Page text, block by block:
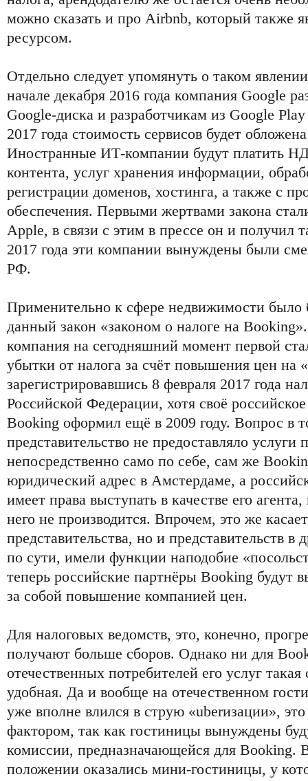
можно сказать и про Airbnb, который также
ресурсом.
Отдельно следует упомянуть о таком
начале декабря 2016 года компания Google
Google-диска и разработчикам из Google
2017 года стоимость сервисов будет
Иностранные ИТ-компании будут платить
контента, услуг хранения информации,
регистрации доменов, хостинга, а также с
обеспечения. Первыми жертвами закона
Apple, в связи с этим в прессе он и получил
2017 года эти компании вынуждены были
РФ.
Применительно к сфере недвижимости было
данный закон «законом о налоге на
компания на сегодняшний момент первой
убытки от налога за счёт повышения цен на
зарегистрировавшись 8 февраля 2017 года
Российской Федерации, хотя своё российское
Booking оформил ещё в 2009 году. Вопрос в
представительство не предоставляло
непосредственно само по себе, сам же
юридический адрес в Амстердаме, а
имеет права выступать в качестве его
него не производится. Впрочем, это же
представительства, но и представительств в
по сути, имели функции наподобие
теперь российские партнёры Booking будут
за собой повышение компанией цен.
Для налоговых ведомств, это, конечно,
получают больше сборов. Однако ни для
отечественных потребителей его услуг
удобная. Да и вообще на отечественном
уже вполне влился в струю «uberизации»,
фактором, так как гостиницы вынуждены
комиссии, предназначающейся для Booking.
положении оказались мини-гостиницы, у